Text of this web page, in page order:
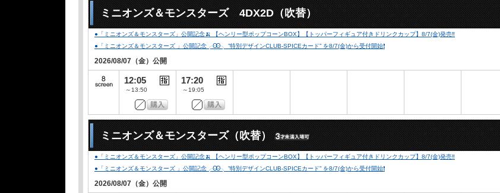
ミニオンズ＆モンスターズ 4DX2D（吹替）
●「ミニオンズ＆モンスターズ」公開記念🍌 【ヘンリー型ポップコーンBOX】【トッパーフィギュア付きドリンクカップ】8/7(金)発売‼️
●「ミニオンズ＆モンスターズ 」公開記念╭Ꙭ╮ ”特別デザインCLUB-SPICEカード” を8/7(金)から受付開始❗️
2026/08/07（金）公開
12:05
～13:50
17:20
～19:05
ミニオンズ＆モンスターズ（吹替）
●「ミニオンズ＆モンスターズ」公開記念🍌 【ヘンリー型ポップコーンBOX】【トッパーフィギュア付きドリンクカップ】8/7(金)発売‼️
●「ミニオンズ＆モンスターズ 」公開記念╭Ꙭ╮ ”特別デザインCLUB-SPICEカード” を8/7(金)から受付開始❗️
2026/08/07（金）公開